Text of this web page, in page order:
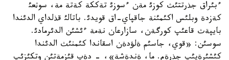
ءبئراق جذرتتئث كوزئ مةن ءسوزئ تةككة كةتة مة، سوثعئ
كةزدة وبلئس اكئمئنة جاقپاي-اق قويدئ. باتالئ قذلداي الدئندا
بايپةث قاعئپ كورگةن، سازارعان نةمة ءئشئن الدئرمادئ.
سوسئن: «قوي، جاسئم ةلؤدةن اسقاندا كئمنئث الدئندا